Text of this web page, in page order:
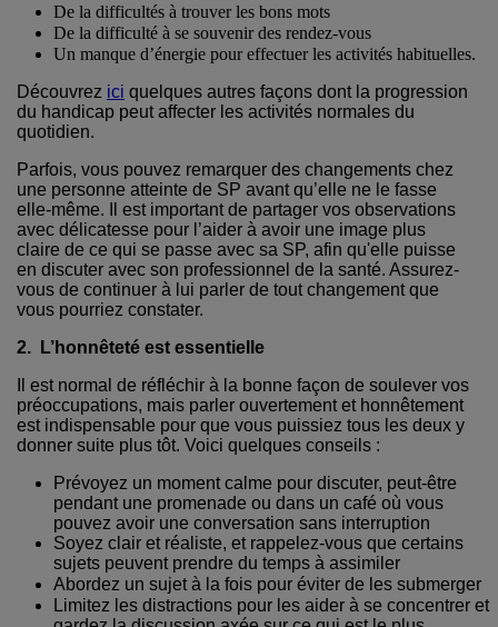
De la difficultés à trouver les bons mots
De la difficulté à se souvenir des rendez-vous
Un manque d’énergie pour effectuer les activités habituelles.
Découvrez ici quelques autres façons dont la progression
du handicap peut affecter les activités normales du
quotidien.
Parfois, vous pouvez remarquer des changements chez
une personne atteinte de SP avant qu’elle ne le fasse
elle-même. Il est important de partager vos observations
avec délicatesse pour l’aider à avoir une image plus
claire de ce qui se passe avec sa SP, afin qu'elle puisse
en discuter avec son professionnel de la santé. Assurez-
vous de continuer à lui parler de tout changement que
vous pourriez constater.
2. L’honnêteté est essentielle
Il est normal de réfléchir à la bonne façon de soulever vos
préoccupations, mais parler ouvertement et honnêtement
est indispensable pour que vous puissiez tous les deux y
donner suite plus tôt. Voici quelques conseils :
Prévoyez un moment calme pour discuter, peut-être
pendant une promenade ou dans un café où vous
pouvez avoir une conversation sans interruption
Soyez clair et réaliste, et rappelez-vous que certains
sujets peuvent prendre du temps à assimiler
Abordez un sujet à la fois pour éviter de les submerger
Limitez les distractions pour les aider à se concentrer et